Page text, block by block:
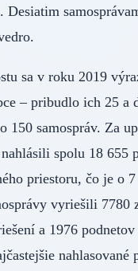
sa v roku 2019
– pribudlo ich 25 a
150 samospráv. Za
spolu 18 655
priestoru, čo je o
vyriešili 7780
a 1976
nahlasované